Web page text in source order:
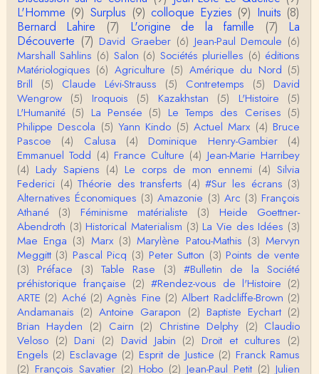
roland chaudat
Tout à fait d'accord avec vous et quant à Leacock j
e n'ai lu qu'un de ses ouvrages et il…
Anonymous
Homo sapiens a clairement évolué depuis 300 00
0 ans. Tout d'abord, il y a la différence notable …
Christophe Darmangeat
Cet article apporte de l'eau à mon moulin (si j'ose
dire) en appuyant la réalité des torture…
roland chaudat
IROQUOIS CANNIBALISM: FACT NOT FICTIONTho
mas S. AblerUniversity of WaterlooBien que ce text
e ne comp…
roland chaudat
Merci de relever ma généralisation hâtive en ce qu
i concerne une hypothétique proportion relative e
n…
Christophe Darmangeat
Pour ce qui est des effets de la variole, ils ont en
effet été catastrophiques 'une manière géné…
Roland Chaudat
L'Homme (9) Surplus (9) colloque Eyzies (9) Inuits (8)
Bernard Lahire
(7) L'origine de la famille (7)
La
Découverte (7) David Graeber (6) Jean-Paul Demoule (6)
Marshall Sahlins (6) Salon (6) Sociétés plurielles (6) éditions
Matériologiques (6) Agriculture (5) Amérique du Nord (5)
Brill
(5) Claude Lévi-Strauss (5) Contretemps (5)
David
Wengrow (5) Iroquois (5) Kazakhstan (5) L'Histoire
(5)
L'Humanité (5) La Pensée (5) Le Temps des Cerises (5)
Philippe Descola (5) Yann Kindo (5) Actuel Marx (4) Bruce
Pascoe
(4) Calusa (4) Dominique Henry-Gambier
(4)
Emmanuel Todd (4) France Culture (4) Jean-Marie Harribey
(4) Lady Sapiens (4) Le corps de mon ennemi (4) Silvia
Federici (4) Théorie des transferts (4) #Sur les écrans (3)
Alternatives Économiques (3) Amazonie (3) Arc (3) François
Athané
(3) Féminisme matérialiste (3)
Heide Goettner-
Abendroth (3) Historical Materialism (3) La Vie des Idées (3)
Mae Enga (3) Marx (3) Marylène Patou-Mathis (3) Mervyn
Meggitt (3) Pascal Picq (3) Peter Sutton (3) Points de vente
(3) Préface (3) Table Rase (3) #Bulletin de la Société
préhistorique française (2) #Rendez-vous de l'Histoire (2)
ARTE (2) Aché (2) Agnès Fine (2) Albert Radcliffe-Brown (2)
Andamanais (2) Antoine Garapon (2) Baptiste Eychart (2)
Brian Hayden (2) Cairn (2) Christine Delphy (2) Claudio
Veloso (2) Dani (2) David Jabin (2) Droit et cultures (2)
Engels (2) Esclavage (2) Esprit de Justice (2) Franck Ramus
(2) François Savatier (2) Hobo (2) Jean-Paul Petit (2) Julien